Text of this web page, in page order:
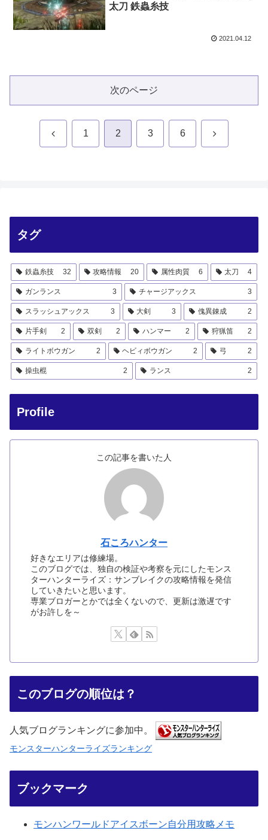
太刀 鉄蟲糸技
2021.04.12
次のページ
前 1 2 3 6 次
タグ
鉄蟲糸技 32 攻略情報 20 属性肉質 6 太刀 4
ガンランス 3 チャージアックス 3
スラッシュアックス 3 大剣 3 傀異錬成 2
片手剣 2 双剣 2 ハンマー 2 狩猟笛 2
ライトボウガン 2 ヘビィボウガン 2 弓 2
操虫棍 2 ランス 2
Profile
この記事を書いた人
石ころハンター
好きなエリアは修練場。
このブログでは、独自の検証や考察を元にしたモンス
ターハンターライズ：サンブレイクの攻略情報を発信
していきたいと思います。
専業ブロガーとかでは全くないので、更新は激遅です
がお許しを～
このブログの順位は？
人気ブログランキングに参加中。
モンスターハンターライズランキング
ブックマーク
モンハンワールドアイスボーン自分用攻略メモ